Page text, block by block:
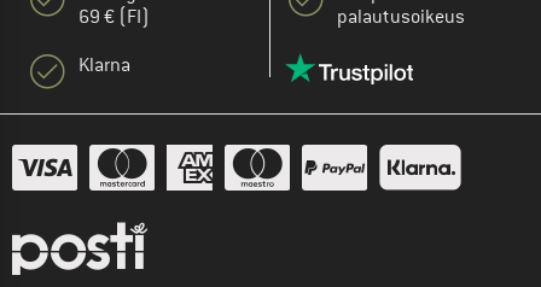
69 € (FI)
Klarna
palautusoikeus